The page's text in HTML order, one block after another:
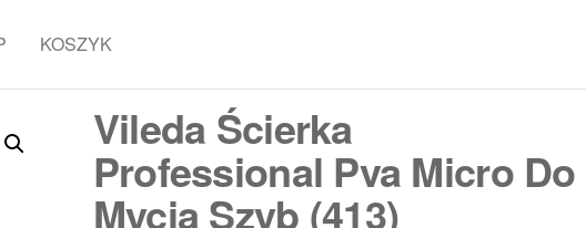
KOSZYK
Vileda Ścierka
Professional Pva Micro Do
Mycia Szyb (413)